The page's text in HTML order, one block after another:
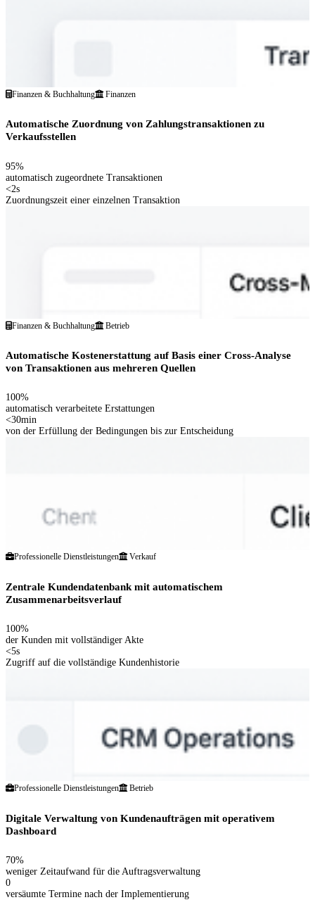
Finanzen & Buchhaltung Finanzen
Automatische Zuordnung von Zahlungstransaktionen zu
Verkaufsstellen
95%
automatisch zugeordnete Transaktionen
<2s
Zuordnungszeit einer einzelnen Transaktion
Finanzen & Buchhaltung Betrieb
Automatische Kostenerstattung auf Basis einer Cross-Analyse
von Transaktionen aus mehreren Quellen
100%
automatisch verarbeitete Erstattungen
<30min
von der Erfüllung der Bedingungen bis zur Entscheidung
Professionelle Dienstleistungen Verkauf
Zentrale Kundendatenbank mit automatischem
Zusammenarbeitsverlauf
100%
der Kunden mit vollständiger Akte
<5s
Zugriff auf die vollständige Kundenhistorie
Professionelle Dienstleistungen Betrieb
Digitale Verwaltung von Kundenaufträgen mit operativem
Dashboard
70%
weniger Zeitaufwand für die Auftragsverwaltung
0
versäumte Termine nach der Implementierung